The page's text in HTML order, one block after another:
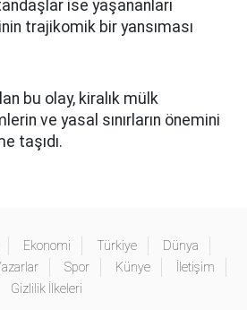
ise yaşananları
trajikomik bir yansıması
bu olay, kiralık mülk
ve yasal sınırların önemini
taşıdı.
Ekonomi Türkiye
Dünya
Spor Künye
İletişim
Gizlilik İlkeleri